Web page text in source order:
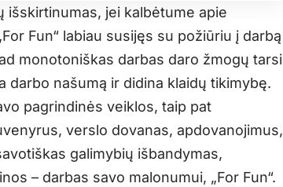
jei kalbėtume apie
Fun“ labiau susijęs su požiūriu į darbą
monotoniškas darbas daro žmogų tarsi
darbo našumą ir didina klaidų tikimybę.
pagrindinės veiklos, taip pat
verslo dovanas, apdovanojimus,
galimybių išbandymas,
– darbas savo malonumui, „For Fun“.